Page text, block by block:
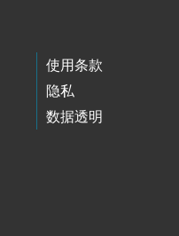
使用条款
隐私
数据透明